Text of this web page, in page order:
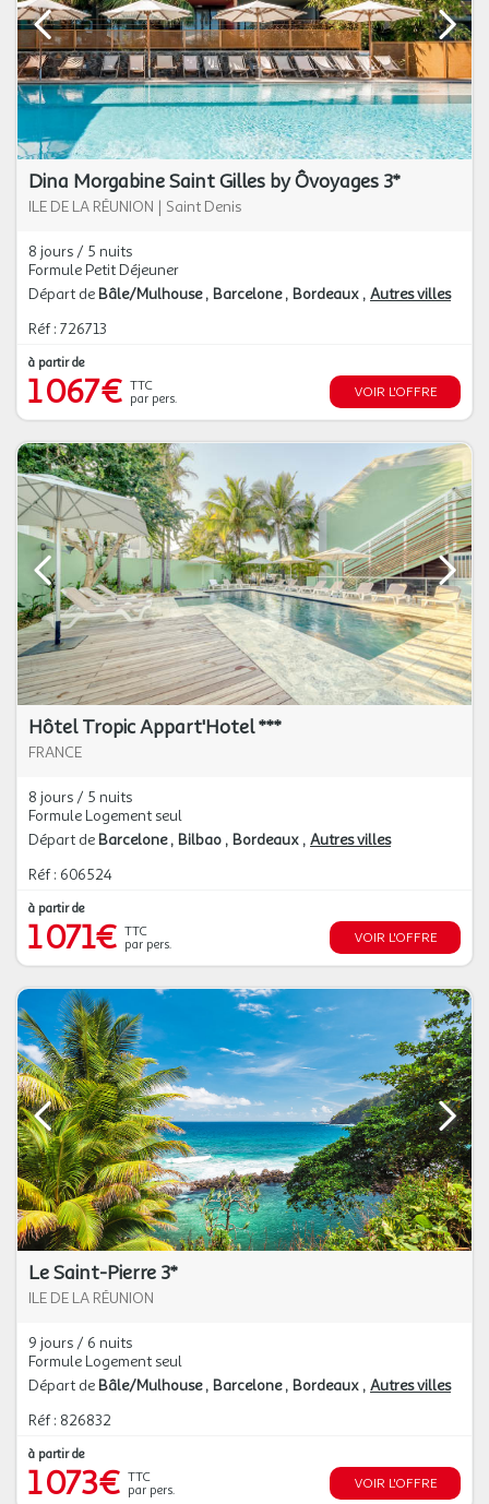
Dina Morgabine Saint Gilles by Ôvoyages 3*
ILE DE LA RÉUNION | Saint Denis
8 jours / 5 nuits
Formule Petit Déjeuner
Départ de Bâle/Mulhouse Barcelone Bordeaux Autres villes
Réf : 726713
à partir de
1 067€ TTC
par pers.
VOIR L'OFFRE
Hôtel Tropic Appart'Hotel ***
FRANCE
8 jours / 5 nuits
Formule Logement seul
Départ de Barcelone Bilbao Bordeaux Autres villes
Réf : 606524
à partir de
1 071€ TTC
par pers.
VOIR L'OFFRE
Le Saint-Pierre 3*
ILE DE LA RÉUNION
9 jours / 6 nuits
Formule Logement seul
Départ de Bâle/Mulhouse Barcelone Bordeaux Autres villes
Réf : 826832
à partir de
1 073€ TTC
par pers.
VOIR L'OFFRE